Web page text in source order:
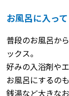
お風呂に入っ
普段のお風呂か
ックス。
好みの入浴剤や
お風呂にするのも
銭湯など大きな